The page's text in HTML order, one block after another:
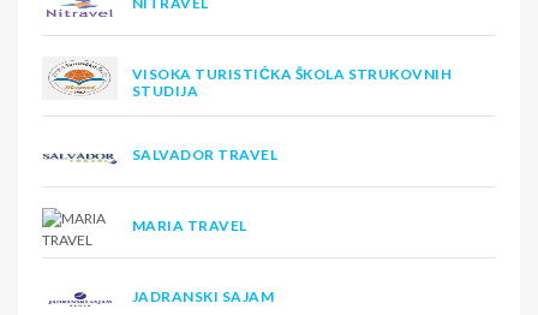
VISOKA TURISTIČKA ŠKOLA STRUKOVNIH
STUDIJA
SALVADOR TRAVEL
MARIA TRAVEL
JADRANSKI SAJAM